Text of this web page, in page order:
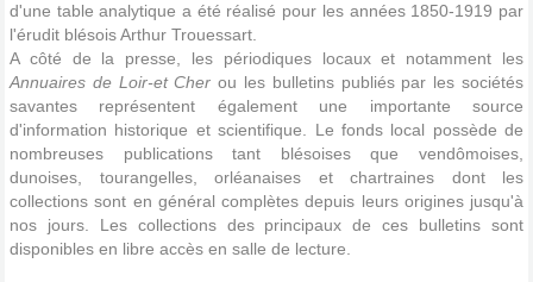
d'une table analytique a été réalisé pour les années 1850-1919 par
l'érudit blésois Arthur Trouessart.
A côté de la presse, les périodiques locaux et notamment les
Annuaires de Loir-et Cher ou les bulletins publiés par les sociétés
savantes représentent également une importante source
d'information historique et scientifique. Le fonds local possède de
nombreuses publications tant blésoises que vendômoises,
dunoises, tourangelles, orléanaises et chartraines dont les
collections sont en général complètes depuis leurs origines jusqu'à
nos jours. Les collections des principaux de ces bulletins sont
disponibles en libre accès en salle de lecture.